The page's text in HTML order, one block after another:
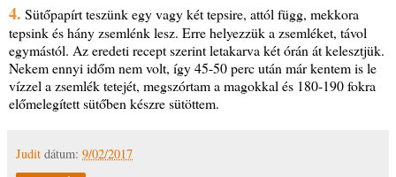
4. Sütőpapírt teszünk egy vagy két tepsire, attól függ, mekkora
tepsink és hány zsemlénk lesz. Erre helyezzük a zsemléket, távol
egymástól. Az eredeti recept szerint letakarva két órán át kelesztjük.
Nekem ennyi időm nem volt, így 45-50 perc után már kentem is le
vízzel a zsemlék tetejét, megszórtam a magokkal és 180-190 fokra
előmelegített sütőben készre sütöttem.
Judit dátum: 9/02/2017